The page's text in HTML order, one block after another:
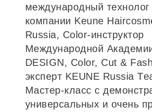
международный технолог
компании Keune
Russia, Color-инструктор
Международной
DESIGN, Color, Сut &
эксперт KEUNE Russia
Мастер-класс с
универсальных и очень